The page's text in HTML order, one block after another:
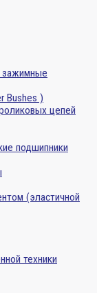
зажимные
Bushes )
цепей
подшипники
(эластичной
техники